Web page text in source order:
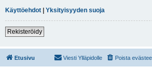
Käyttöehdot | Yksityisyyden suoja
Rekisteröidy
Etusivu Poista
Viesti Ylläpidolle